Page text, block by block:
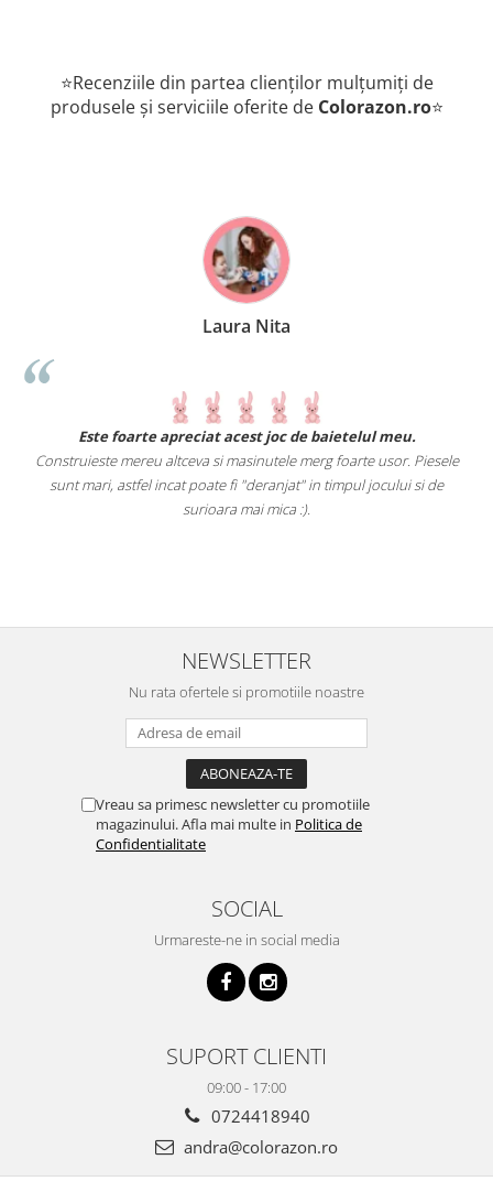
⭐Recenziile din partea clienților mulțumiți de
produsele și serviciile oferite de Colorazon.ro⭐
Laura Nita
Este foarte apreciat acest joc de baietelul meu.
Construieste mereu altceva si masinutele merg foarte usor. Piesele
sunt mari, astfel incat poate fi "deranjat" in timpul jocului si de
surioara mai mica :).
NEWSLETTER
Nu rata ofertele si promotiile noastre
Vreau sa primesc newsletter cu promotiile
magazinului. Afla mai multe in Politica de
Confidentialitate
SOCIAL
Urmareste-ne in social media
SUPORT CLIENTI
09:00 - 17:00
0724418940
andra@colorazon.ro